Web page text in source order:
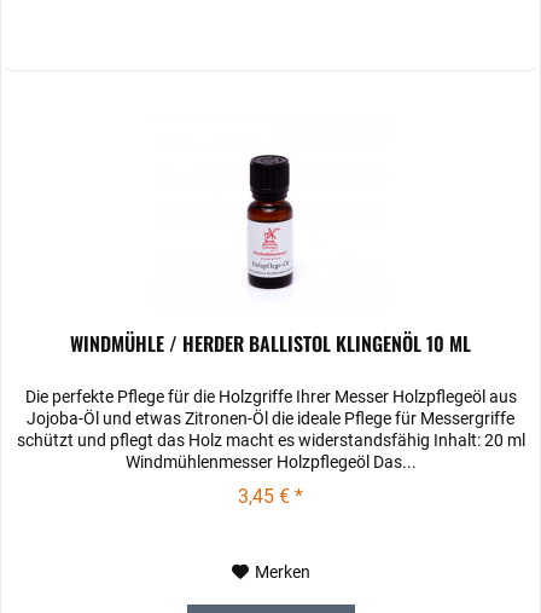
WINDMÜHLE / HERDER BALLISTOL KLINGENÖL 10 ML
Die perfekte Pflege für die Holzgriffe Ihrer Messer Holzpflegeöl aus
Jojoba-Öl und etwas Zitronen-Öl die ideale Pflege für Messergriffe
schützt und pflegt das Holz macht es widerstandsfähig Inhalt: 20 ml
Windmühlenmesser Holzpflegeöl Das...
3,45 € *
Merken